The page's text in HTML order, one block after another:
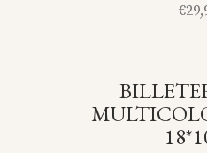
€